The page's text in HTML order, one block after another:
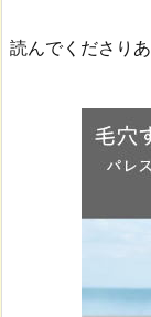
読んでくださり